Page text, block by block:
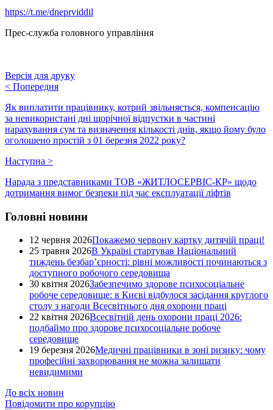
https://t.me/dneprviddil
Прес-служба головного управління
Версія для друку
< Попередня
Як виплатити працівнику, котрий звільняється, компенсацію
за невикористані дні щорічної відпустки в частині
нарахування сум та визначення кількості днів, якщо йому було
оголошено простій з 01 березня 2022 року?
Наступна >
Нарада з представниками ТОВ «ЖИТЛОСЕРВІС-КР» щодо
дотримання вимог безпеки під час експлуатації ліфтів
Головні новини
12 червня 2026Покажемо червону картку дитячій праці!
25 травня 2026В Україні стартував Національний
тиждень безбар’єрності: рівні можливості починаються з
доступного робочого середовища
30 квітня 2026Забезпечимо здорове психосоціальне
робоче середовище: в Києві відбулося засідання круглого
столу з нагоди Всесвітнього дня охорони праці
22 квітня 2026Всесвітній день охорони праці 2026:
подбаймо про здорове психосоціальне робоче
середовище
19 березня 2026Медичні працівники в зоні ризику: чому
професійні захворювання не можна залишати
невидимими
До всіх новин
Повідомити про корупцію